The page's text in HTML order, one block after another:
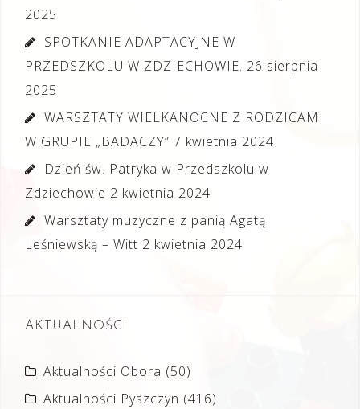
2025
SPOTKANIE ADAPTACYJNE W
PRZEDSZKOLU W ZDZIECHOWIE. 26 sierpnia
2025
WARSZTATY WIELKANOCNE Z RODZICAMI
W GRUPIE „BADACZY” 7 kwietnia 2024
Dzień św. Patryka w Przedszkolu w
Zdziechowie 2 kwietnia 2024
Warsztaty muzyczne z panią Agatą
Leśniewską – Witt 2 kwietnia 2024
AKTUALNOŚCI
Aktualności Obora (50)
Aktualności Pyszczyn (416)